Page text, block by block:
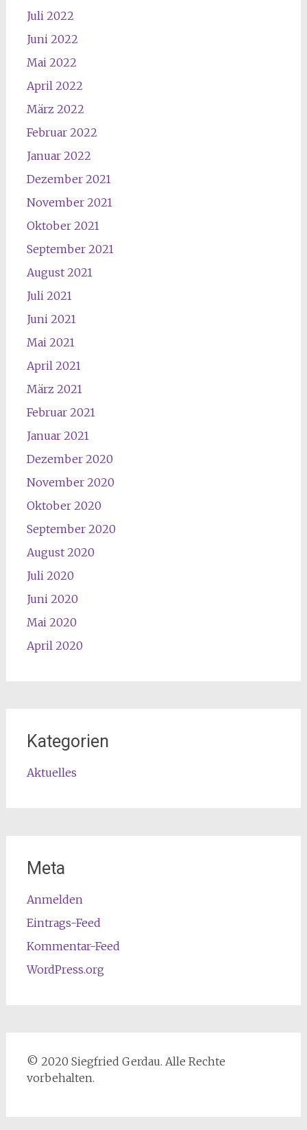
Juli 2022
Juni 2022
Mai 2022
April 2022
März 2022
Februar 2022
Januar 2022
Dezember 2021
November 2021
Oktober 2021
September 2021
August 2021
Juli 2021
Juni 2021
Mai 2021
April 2021
März 2021
Februar 2021
Januar 2021
Dezember 2020
November 2020
Oktober 2020
September 2020
August 2020
Juli 2020
Juni 2020
Mai 2020
April 2020
Kategorien
Aktuelles
Meta
Anmelden
Eintrags-Feed
Kommentar-Feed
WordPress.org
© 2020 Siegfried Gerdau. Alle Rechte
vorbehalten.